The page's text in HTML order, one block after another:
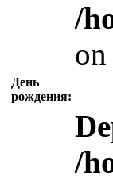
День
рождения:
/
/